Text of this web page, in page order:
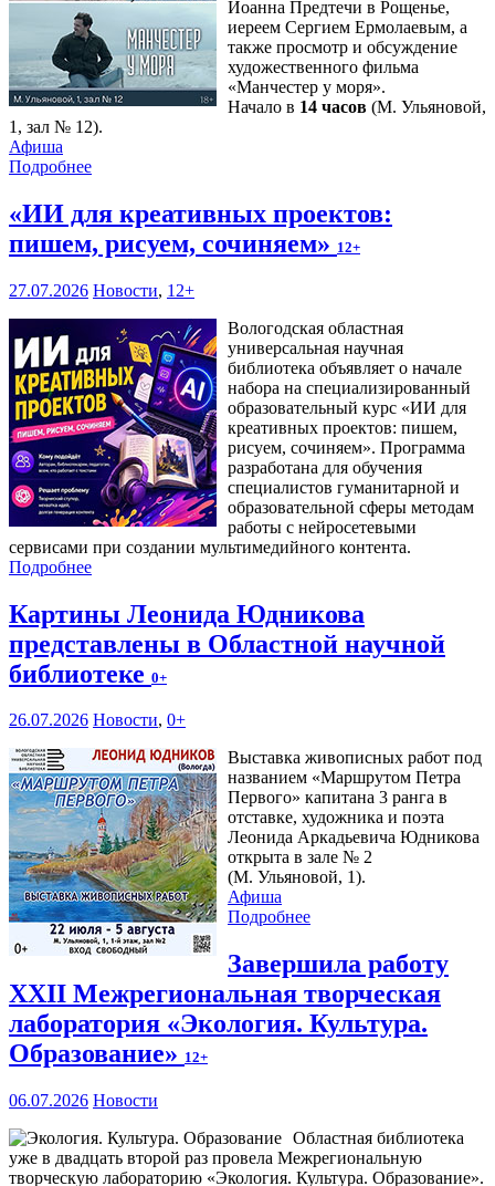
Иоанна Предтечи в Рощенье,
иереем Сергием Ермолаевым, а
также просмотр и обсуждение
художественного фильма
«Манчестер у моря».
Начало в 14 часов (М. Ульяновой,
1, зал № 12).
Афиша
Подробнее
«ИИ для креативных проектов:
пишем, рисуем, сочиняем» 12+
27.07.2026 Новости, 12+
Вологодская областная
универсальная научная
библиотека объявляет о начале
набора на специализированный
образовательный курс «ИИ для
креативных проектов: пишем,
рисуем, сочиняем». Программа
разработана для обучения
специалистов гуманитарной и
образовательной сферы методам
работы с нейросетевыми
сервисами при создании мультимедийного контента.
Подробнее
Картины Леонида Юдникова
представлены в Областной научной
библиотеке 0+
26.07.2026 Новости, 0+
Выставка живописных работ под
названием «Маршрутом Петра
Первого» капитана 3 ранга в
отставке, художника и поэта
Леонида Аркадьевича Юдникова
открыта в зале № 2
(М. Ульяновой, 1).
Афиша
Подробнее
Завершила работу
XXII Межрегиональная творческая
лаборатория «Экология. Культура.
Образование» 12+
06.07.2026 Новости
Областная библиотека
уже в двадцать второй раз провела Межрегиональную
творческую лабораторию «Экология. Культура. Образование».